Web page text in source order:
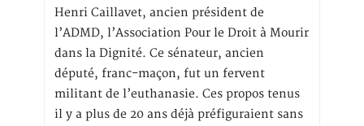
Henri Caillavet, ancien président de
l’ADMD, l’Association Pour le Droit à Mourir
dans la Dignité. Ce sénateur, ancien
député, franc-maçon, fut un fervent
militant de l’euthanasie. Ces propos tenus
il y a plus de 20 ans déjà préfiguraient sans